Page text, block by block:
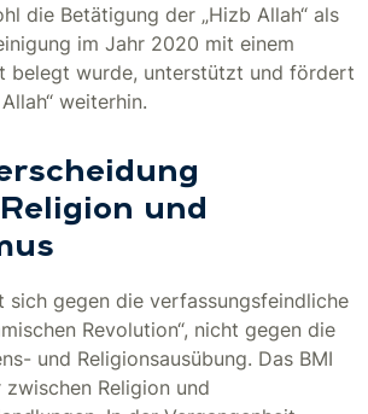
die Betätigung der „Hizb Allah“ als
im Jahr 2020 mit einem
belegt wurde, unterstützt und fördert
weiterhin.
und
sich gegen die verfassungsfeindliche
Revolution“, nicht gegen die
und Religionsausübung. Das BMI
Religion und